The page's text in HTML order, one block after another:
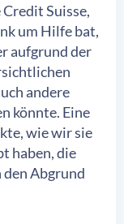
Suisse,
um Hilfe bat,
aufgrund der
andere
könnte. Eine
wie wir sie
haben, die
Abgrund